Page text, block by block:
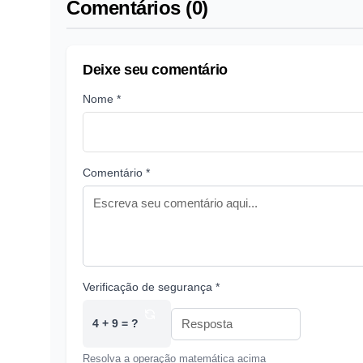
Comentários (0)
Deixe seu comentário
Nome *
Comentário *
Verificação de segurança *
4 + 9 = ?
Resolva a operação matemática acima